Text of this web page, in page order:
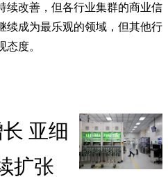
续改善，但各行业集群的商业信
续成为最乐观的领域，但其他行
度。
亚细
扩张